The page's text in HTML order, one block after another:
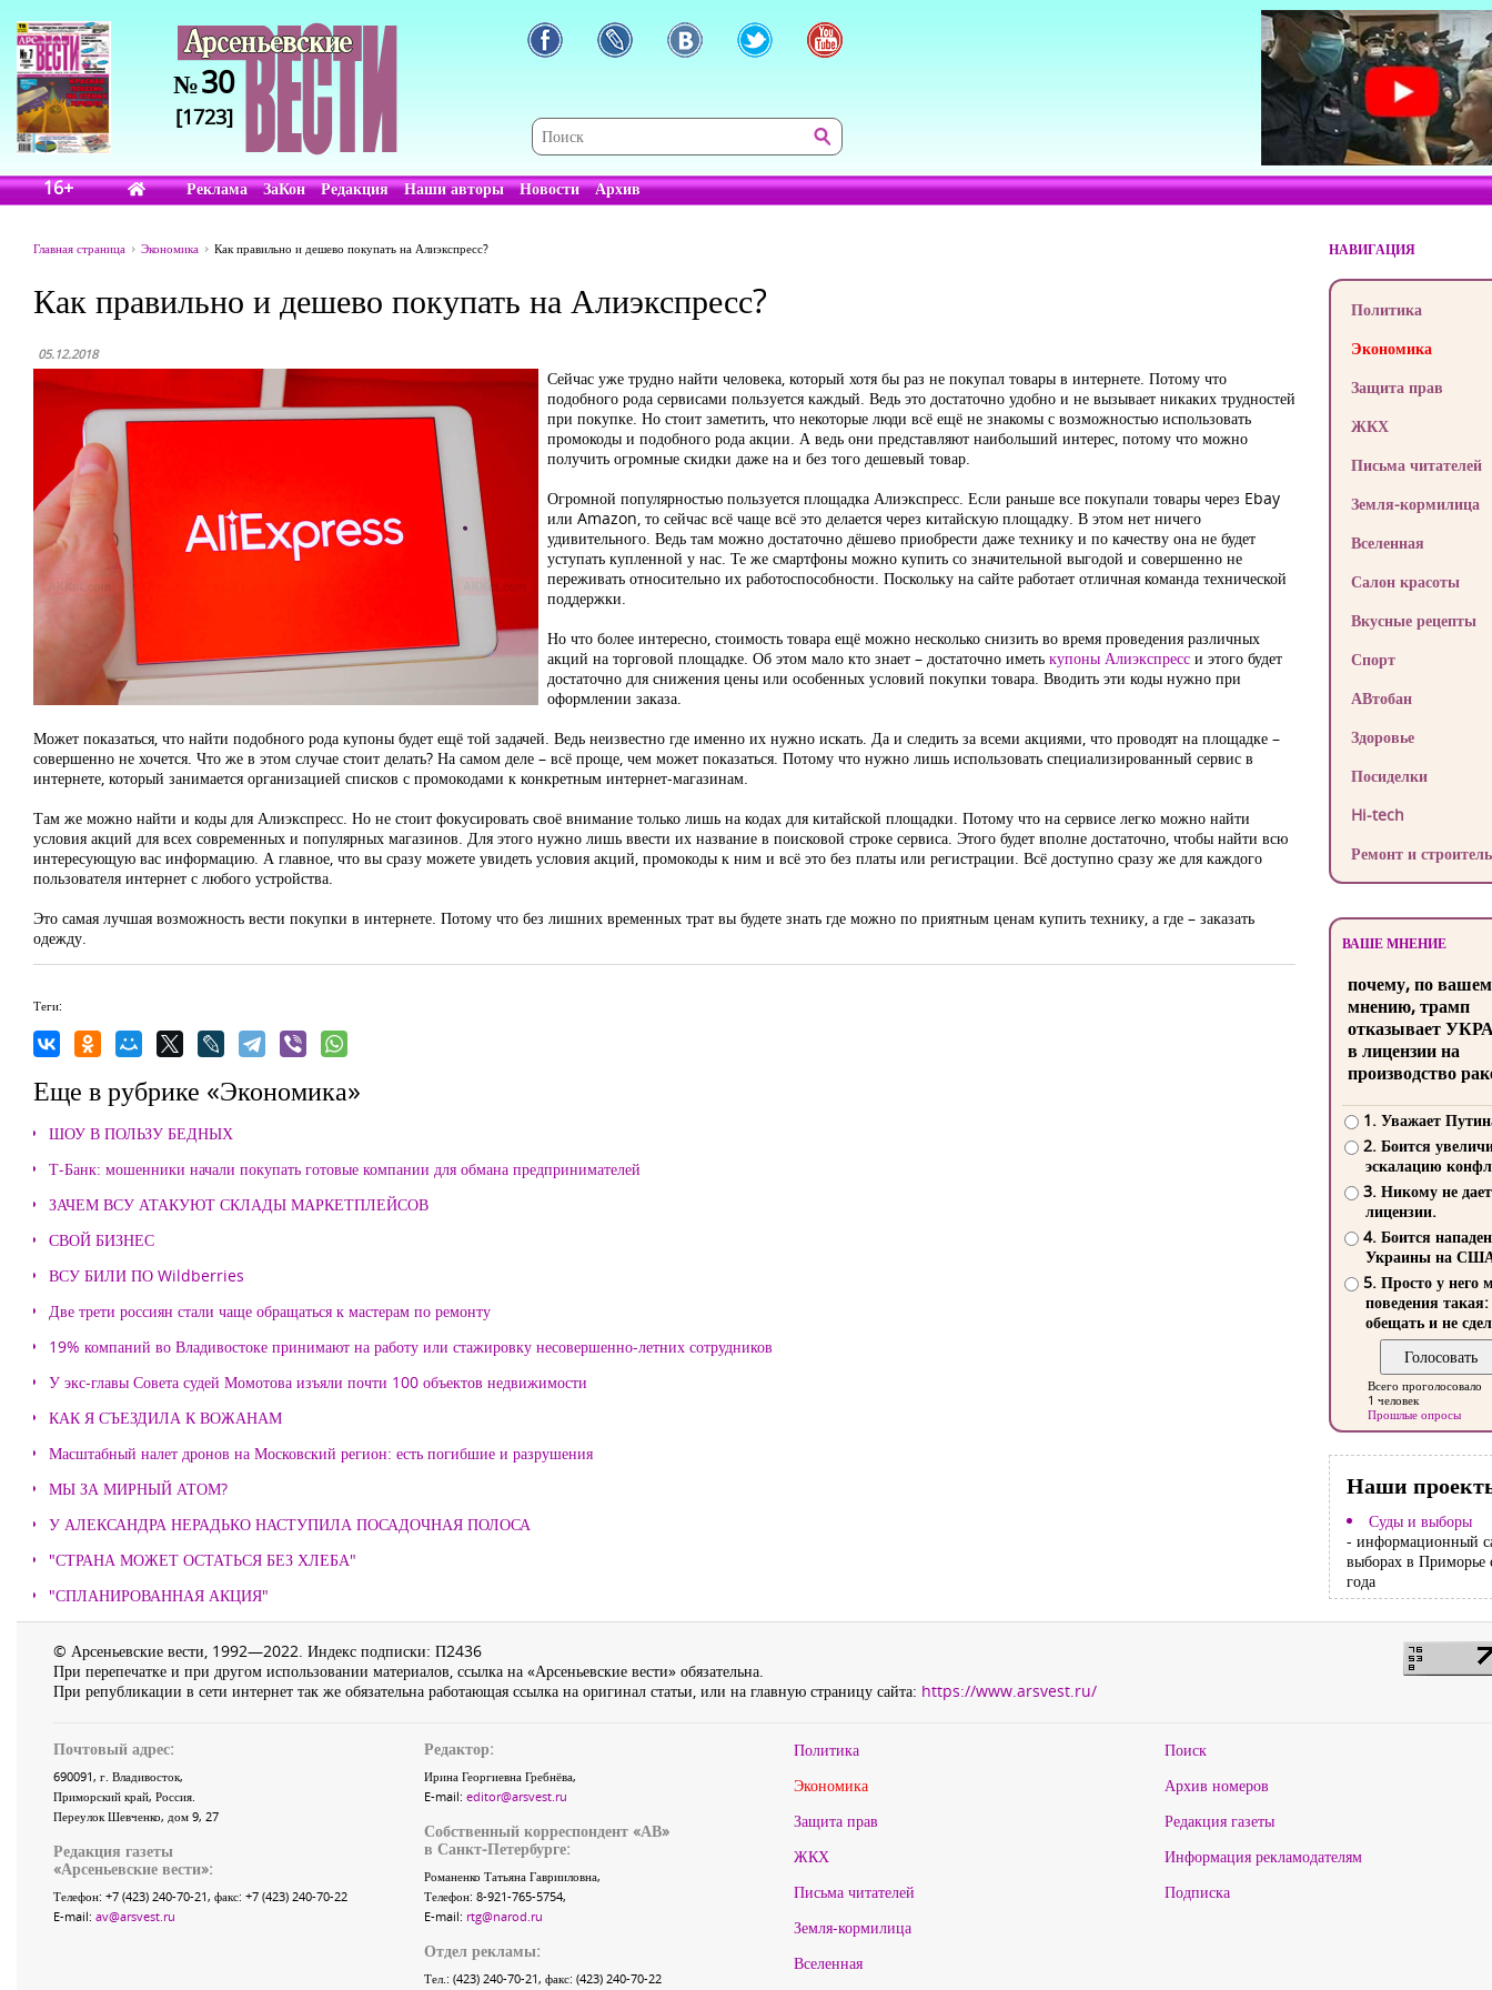
№30
[1723]
16+ Реклама ЗаКон Редакция Наши авторы Новости Архив
Главная страница Экономика Как правильно и дешево покупать на Алиэкспресс?
Как правильно и дешево покупать на Алиэкспресс?
05.12.2018
Сейчас уже трудно найти человека, который хотя бы раз не покупал товары в интернете. Потому что
подобного рода сервисами пользуется каждый. Ведь это достаточно удобно и не вызывает никаких трудностей
при покупке. Но стоит заметить, что некоторые люди всё ещё не знакомы с возможностью использовать
промокоды и подобного рода акции. А ведь они представляют наибольший интерес, потому что можно
получить огромные скидки даже на и без того дешевый товар.
Огромной популярностью пользуется площадка Алиэкспресс. Если раньше все покупали товары через Ebay
или Amazon, то сейчас всё чаще всё это делается через китайскую площадку. В этом нет ничего
удивительного. Ведь там можно достаточно дёшево приобрести даже технику и по качеству она не будет
уступать купленной у нас. Те же смартфоны можно купить со значительной выгодой и совершенно не
переживать относительно их работоспособности. Поскольку на сайте работает отличная команда технической
поддержки.
Но что более интересно, стоимость товара ещё можно несколько снизить во время проведения различных
акций на торговой площадке. Об этом мало кто знает – достаточно иметь купоны Алиэкспресси этого будет
достаточно для снижения цены или особенных условий покупки товара. Вводить эти коды нужно при
оформлении заказа.
Может показаться, что найти подобного рода купоны будет ещё той задачей. Ведь неизвестно где именно их нужно искать. Да и следить за всеми акциями, что проводят на площадке –
совершенно не хочется. Что же в этом случае стоит делать? На самом деле – всё проще, чем может показаться. Потому что нужно лишь использовать специализированный сервис в
интернете, который занимается организацией списков с промокодами к конкретным интернет-магазинам.
Там же можно найти и коды для Алиэкспресс. Но не стоит фокусировать своё внимание только лишь на кодах для китайской площадки. Потому что на сервисе легко можно найти
условия акций для всех современных и популярных магазинов. Для этого нужно лишь ввести их название в поисковой строке сервиса. Этого будет вполне достаточно, чтобы найти всю
интересующую вас информацию. А главное, что вы сразу можете увидеть условия акций, промокоды к ним и всё это без платы или регистрации. Всё доступно сразу же для каждого
пользователя интернет с любого устройства.
Это самая лучшая возможность вести покупки в интернете. Потому что без лишних временных трат вы будете знать где можно по приятным ценам купить технику, а где – заказать
одежду.
Теги:
Еще в рубрике «Экономика»
ШОУ В ПОЛЬЗУ БЕДНЫХ
Т-Банк: мошенники начали покупать готовые компании для обмана предпринимателей
ЗАЧЕМ ВСУ АТАКУЮТ СКЛАДЫ МАРКЕТПЛЕЙСОВ
СВОЙ БИЗНЕС
ВСУ БИЛИ ПО Wildberries
Две трети россиян стали чаще обращаться к мастерам по ремонту
19% компаний во Владивостоке принимают на работу или стажировку несовершенно-летних сотрудников
У экс-главы Совета судей Момотова изъяли почти 100 объектов недвижимости
КАК Я СЪЕЗДИЛА К ВОЖАНАМ
Масштабный налет дронов на Московский регион: есть погибшие и разрушения
МЫ ЗА МИРНЫЙ АТОМ?
У АЛЕКСАНДРА НЕРАДЬКО НАСТУПИЛА ПОСАДОЧНАЯ ПОЛОСА
"СТРАНА МОЖЕТ ОСТАТЬСЯ БЕЗ ХЛЕБА"
"СПЛАНИРОВАННАЯ АКЦИЯ"
НАВИГАЦИЯ
Политика
Экономика
Защита прав
ЖКХ
Письма читателей
Земля-кормилица
Вселенная
Салон красоты
Вкусные рецепты
Спорт
АВтобан
Здоровье
Посиделки
Hi-tech
Ремонт и
ВАШЕ МНЕНИЕ
почему, по
мнению, трамп
отказывает
в лицензии на
производство
1. Уважает
2. Боится
эскалацию
3. Никому не
лицензии.
4. Боится
Украины на
5. Просто у него
поведения такая:
обещать и не
Всего проголосовало
1 человек
Прошлые опросы
Наши
Суды и выборы
- информационный
выборах в Приморье
года
© Арсеньевские вести, 1992—2022. Индекс подписки: П2436
При перепечатке и при другом использовании материалов, ссылка на «Арсеньевские вести» обязательна.
При републикации в сети интернет так же обязательна работающая ссылка на оригинал статьи, или на главную страницу сайта: https://www.arsvest.ru/
Почтовый адрес:
690091, г. Владивосток,
Приморский край, Россия.
Переулок Шевченко, дом 9, 27
Редакция газеты
«Арсеньевские вести»:
Телефон: +7 (423) 240-70-21, факс: +7 (423) 240-70-22
E-mail: av@arsvest.ru
Редактор:
Ирина Георгиевна Гребнёва,
E-mail: editor@arsvest.ru
Собственный корреспондент «АВ»
в Санкт-Петербурге:
Романенко Татьяна Гаврииловна,
Телефон: 8-921-765-5754,
E-mail: rtg@narod.ru
Отдел рекламы:
Тел.: (423) 240-70-21, факс: (423) 240-70-22
Политика
Экономика
Защита прав
ЖКХ
Письма читателей
Земля-кормилица
Вселенная
Поиск
Архив номеров
Редакция газеты
Информация рекламодателям
Подписка